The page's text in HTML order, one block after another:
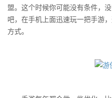
盟。这个时候你可能没有条件，
吧，在手机上面迅速玩一把手游
方式。